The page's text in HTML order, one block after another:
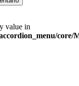
value in
core/